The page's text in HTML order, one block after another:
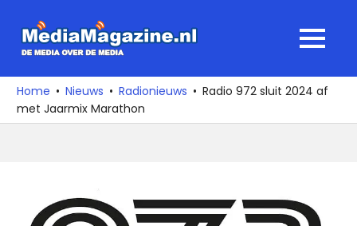
naar
media
over
de
MENU
Home Nieuws Radionieuws
Radio 972 sluit 2024 af
met Jaarmix Marathon